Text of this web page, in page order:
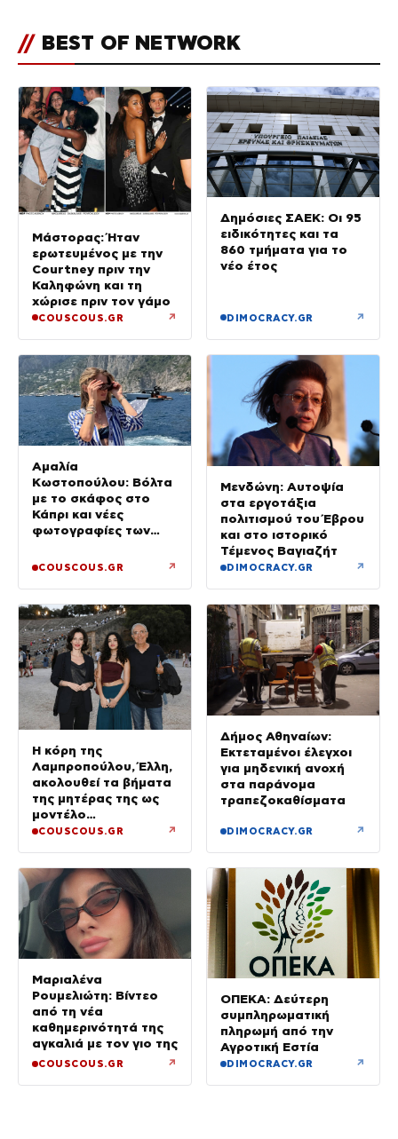
// BEST OF NETWORK
Μάστορας: Ήταν
ερωτευμένος με την
Courtney πριν την
Καληφώνη και τη
χώρισε πριν τον γάμο
COUSCOUS.GR ↗
Δημόσιες ΣΑΕΚ: Οι 95
ειδικότητες και τα
860 τμήματα για το
νέο έτος
DIMOCRACY.GR ↗
Αμαλία
Κωστοπούλου: Βόλτα
με το σκάφος στο
Κάπρι και νέες
φωτογραφίες των
COUSCOUS.GR ↗
Μενδώνη: Αυτοψία
στα εργοτάξια
πολιτισμού του Έβρου
και στο ιστορικό
Τέμενος Βαγιαζήτ
DIMOCRACY.GR ↗
Η κόρη της
Λαμπροπούλου, Έλλη,
ακολουθεί τα βήματα
της μητέρας της ως
μοντέλο
(Φωτογραφίες)
COUSCOUS.GR ↗
Δήμος Αθηναίων:
Εκτεταμένοι έλεγχοι
για μηδενική ανοχή
στα παράνομα
τραπεζοκαθίσματα
DIMOCRACY.GR ↗
Μαριαλένα
Ρουμελιώτη: Βίντεο
από τη νέα
καθημερινότητά της
αγκαλιά με τον γιο της
COUSCOUS.GR ↗
ΟΠΕΚΑ: Δεύτερη
συμπληρωματική
πληρωμή από την
Αγροτική Εστία
DIMOCRACY.GR ↗